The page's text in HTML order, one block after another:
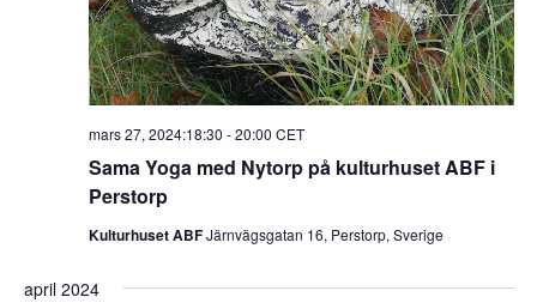
Sama Yoga med Nytorp på kulturhuset ABF i
Perstorp
mars 27, 2024:18:30 -20:00 CET
Kulturhuset ABFJärnvägsgatan 16, Perstorp, Sverige
april 2024